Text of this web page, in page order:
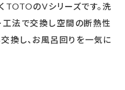
TOTOのVシリーズです。洗
法で交換し空間の断熱性
換し、お風呂回りを一気に